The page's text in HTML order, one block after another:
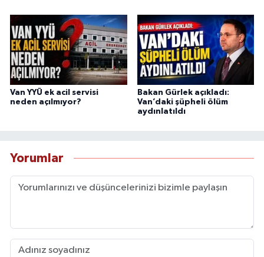
Van YYÜ ek acil servisi
neden açılmıyor?
Bakan Gürlek açıkladı:
Van’daki şüpheli ölüm
aydınlatıldı
Yorumlar